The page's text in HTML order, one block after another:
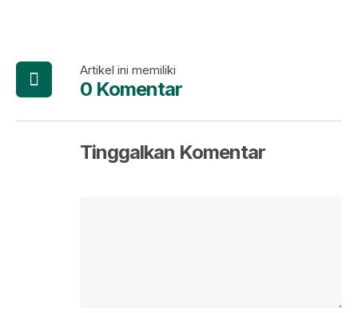
Artikel ini memiliki
0 Komentar
Tinggalkan Komentar